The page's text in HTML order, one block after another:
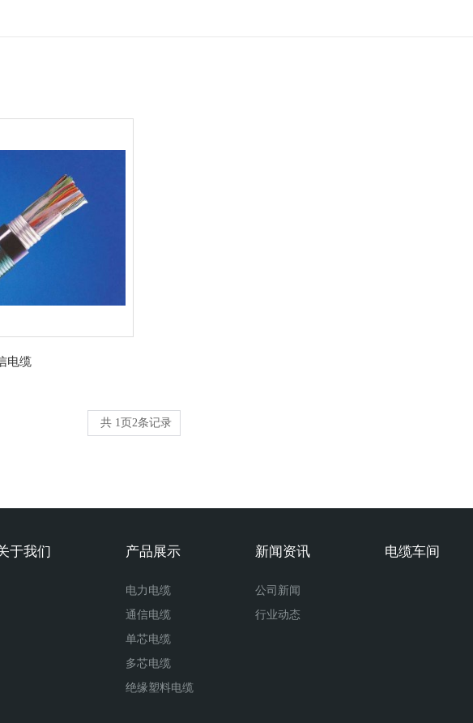
电缆
共 1 页 2条记录
于我们 产品展示
电力电缆
通信电缆
单芯电缆
多芯电缆
绝缘塑料电缆
新闻资讯
公司新闻
行业动态
电缆车间